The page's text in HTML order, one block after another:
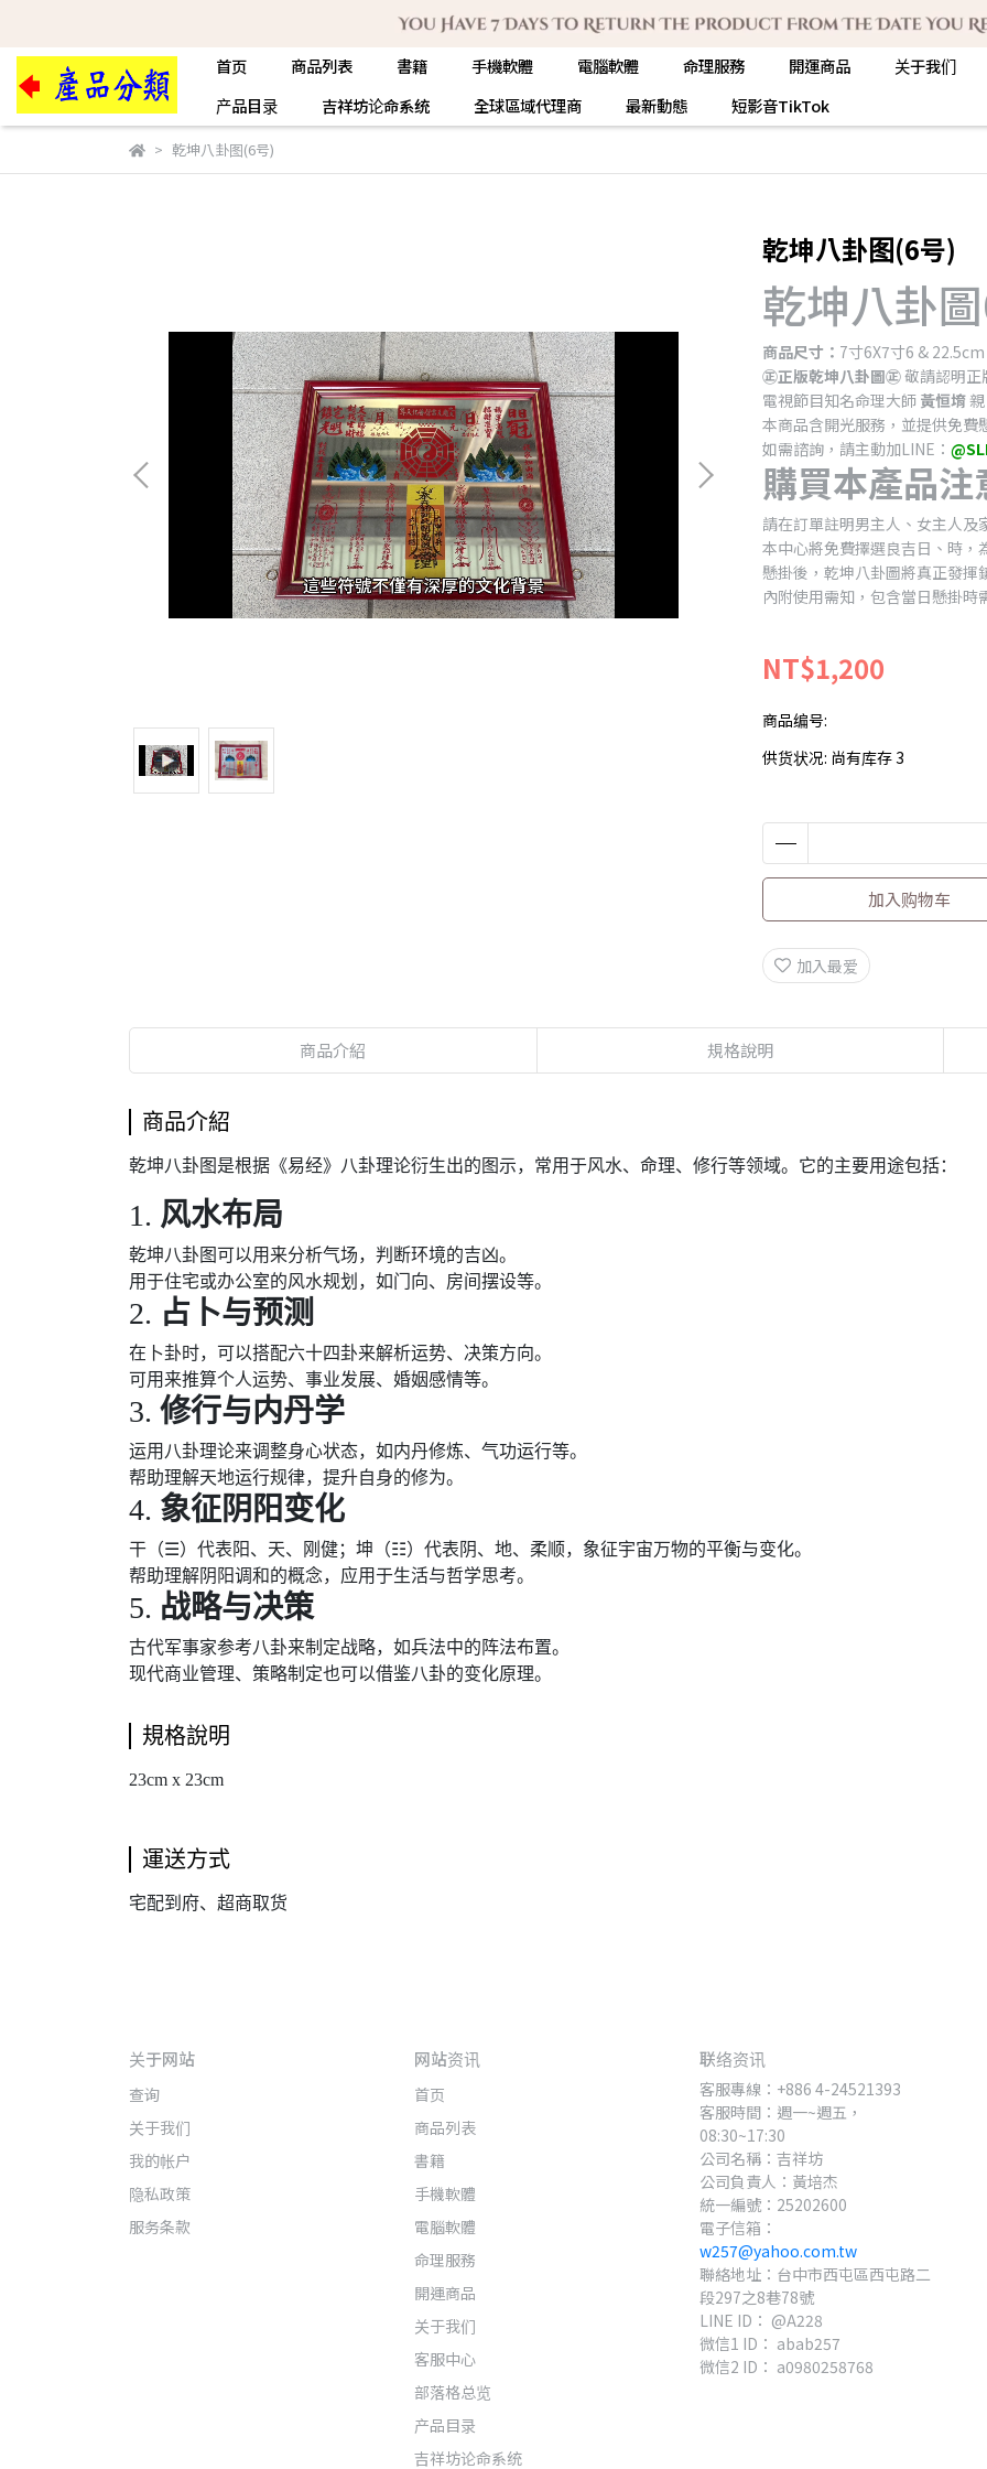
首页 商品列表 書籍 手機軟體 電腦軟體 命理服務 開運商品
关于我们
产品目录
吉祥坊论命系统 全球區域代理商 最新動態 短影音TikTok
乾坤八卦图(6号)
乾坤八卦图(6号)
乾坤八卦
商品尺寸： 7寸6X7寸6 &
㊣正版乾坤八卦圖㊣敬請認明正
電視節目知名命理大師 黃恒堉
本商品含開光服務，並提供免費
如需諮詢，請主動加LINE：
購買本產品
請在訂單註明男主人、女主人及
本中心將免費擇選良吉日、時，
懸掛後，乾坤八卦圖將真正發揮
內附使用需知，包含當日懸掛
NT$1,200
商品编号:
供货状况: 尚有库存 3
加入购物车
加入最爱
商品介紹 規格說明
商品介紹
乾坤八卦图是根据《易经》八卦理论衍生出的图示，常用于风水、命理、修行等领域。它的主要用途包括：
1. 风水布局
乾坤八卦图可以用来分析气场，判断环境的吉凶。
用于住宅或办公室的风水规划，如门向、房间摆设等。
2. 占卜与预测
在卜卦时，可以搭配六十四卦来解析运势、决策方向。
可用来推算个人运势、事业发展、婚姻感情等。
3. 修行与内丹学
运用八卦理论来调整身心状态，如内丹修炼、气功运行等。
帮助理解天地运行规律，提升自身的修为。
4. 象征阴阳变化
干（☰）代表阳、天、刚健；坤（☷）代表阴、地、柔顺，象征宇宙万物的平衡与变化。
帮助理解阴阳调和的概念，应用于生活与哲学思考。
5. 战略与决策
古代军事家参考八卦来制定战略，如兵法中的阵法布置。
现代商业管理、策略制定也可以借鉴八卦的变化原理。
規格說明
23cm x 23cm
運送方式
宅配到府、超商取货
关于网站
查询
关于我们
我的帐户
隐私政策
服务条款
网站资讯
首页
商品列表
書籍
手機軟體
電腦軟體
命理服務
開運商品
关于我们
客服中心
部落格总览
产品目录
吉祥坊论命系统
联络资讯
客服專線：+886 4-24521393
客服時間：週一~週五，
08:30~17:30
公司名稱：吉祥坊
公司負責人：黃培杰
統一編號：25202600
電子信箱：
w257@yahoo.com.tw
聯絡地址：台中市西屯區西屯路二
段297之8巷78號
LINE ID： @A228
微信1 ID： abab257
微信2 ID： a0980258768